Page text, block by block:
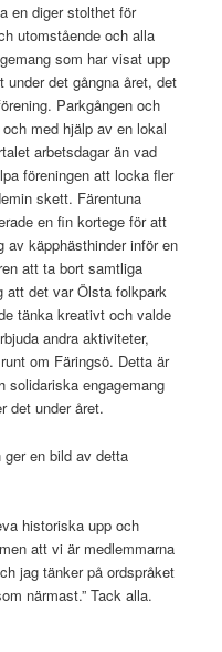
en diger stolthet för
utomstående och alla
som har visat upp
det gångna året, det
Parkgången och
med hjälp av en lokal
arbetsdagar än vad
föreningen att locka fler
skett. Färentuna
en fin kortege för att
av käpphästhinder inför en
att ta bort samtliga
att det var Ölsta folkpark
tänka kreativt och valde
andra aktiviteter,
om Färingsö. Detta är
solidariska engagemang
det under året.
en bild av detta
historiska upp och
att vi är medlemmarna
jag tänker på ordspråket
närmast.” Tack alla.